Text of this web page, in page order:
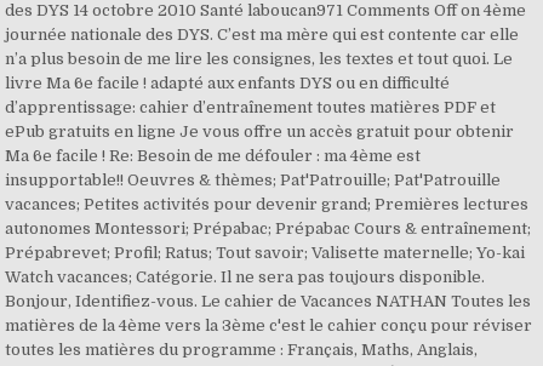
des DYS 14 octobre 2010 Santé laboucan971 Comments Off on 4ème
journée nationale des DYS. C’est ma mère qui est contente car elle
n’a plus besoin de me lire les consignes, les textes et tout quoi. Le
livre Ma 6e facile ! adapté aux enfants DYS ou en difficulté
d’apprentissage: cahier d’entraînement toutes matières PDF et
ePub gratuits en ligne Je vous offre un accès gratuit pour obtenir
Ma 6e facile ! Re: Besoin de me défouler : ma 4ème est
insupportable!! Oeuvres & thèmes; Pat'Patrouille; Pat'Patrouille
vacances; Petites activités pour devenir grand; Premières lectures
autonomes Montessori; Prépabac; Prépabac Cours & entraînement;
Prépabrevet; Profil; Ratus; Tout savoir; Valisette maternelle; Yo-kai
Watch vacances; Catégorie. Il ne sera pas toujours disponible.
Bonjour, Identifiez-vous. Le cahier de Vacances NATHAN Toutes les
matières de la 4ème vers la 3ème c'est le cahier conçu pour réviser
toutes les matières du programme : Français, Maths, Anglais,